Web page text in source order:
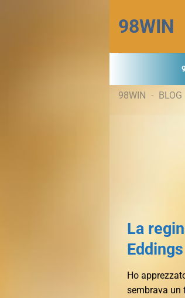
đến
nội
dung
98WIN
98WIN - BLOG
La
Eddings
Ho
sembrava un